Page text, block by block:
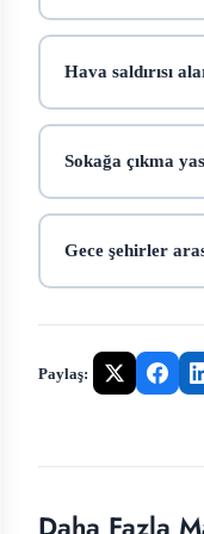
Hava saldırısı
Sokağa çıkma
Gece şehirler
Paylaş: